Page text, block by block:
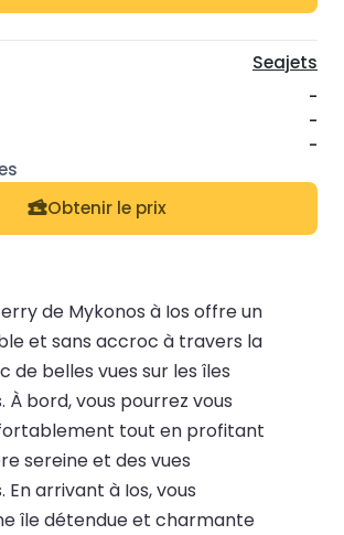
Seajets
-
-
-
Obtenir le prix
de Mykonos à Ios offre un
et sans accroc à travers la
de belles vues sur les îles
À bord, vous pourrez vous
tout en profitant
sereine et des vues
En arrivant à Ios, vous
île détendue et charmante